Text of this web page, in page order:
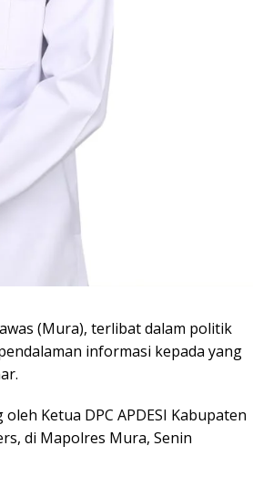
(Mura), terlibat dalam politik
informasi kepada yang
Ketua DPC APDESI Kabupaten
di Mapolres Mura, Senin